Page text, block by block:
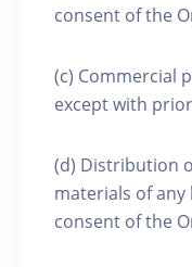
consent of the
(c) Commercial
except with
(d) Distribution
materials of
consent of the